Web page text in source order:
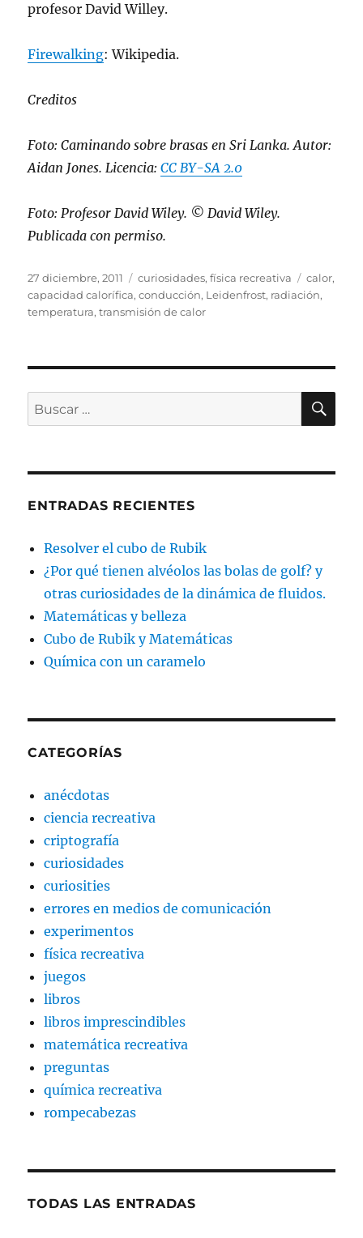
profesor David Willey.
Firewalking: Wikipedia.
Creditos
Foto:Caminando sobre brasas en Sri Lanka. Autor:
Aidan Jones. Licencia:CC BY-SA 2.0
Foto:Profesor David Wiley. © David Wiley.
Publicada con permiso.
Publicado
el
27 diciembre, 2011 Categorías
curiosidades,física recreativa Etiquetas
calor,
capacidad calorífica,conducción, Leidenfrost, radiación,
temperatura,transmisión de calor
Buscar
por:
ENTRADAS RECIENTES
Resolver el cubo de Rubik
¿Por qué tienen alvéolos las bolas de golf? y
otras curiosidades de la dinámica de fluidos.
Matemáticas y belleza
Cubo de Rubik y Matemáticas
Química con un caramelo
CATEGORÍAS
anécdotas
ciencia recreativa
criptografía
curiosidades
curiosities
errores en medios de comunicación
experimentos
física recreativa
juegos
libros
libros imprescindibles
matemática recreativa
preguntas
química recreativa
rompecabezas
TODAS LAS ENTRADAS